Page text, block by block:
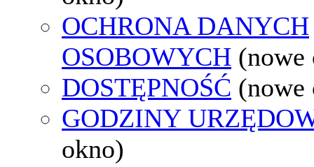
OCHRONA DANYCH
OSOBOWYCH (nowe
DOSTĘPNOŚĆ (nowe
GODZINY
okno)